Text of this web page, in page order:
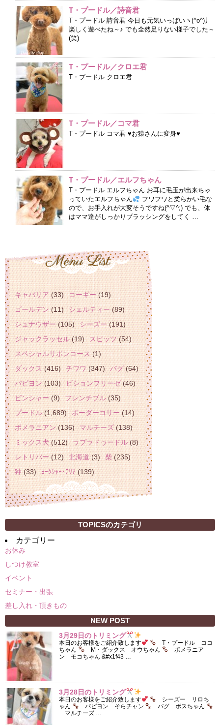
T・プードル／詩音君
T・プードル 詩音君 今日も元気いっぱいヽ(^o^)丿
楽しく遊べたね～♪ でも全然足りない様子でした～
(笑)
T・プードル／クロエ君
T・プードル クロエ君
T・プードル／コマ君
T・プードル コマ君 ♥お猿さんに変身♥
T・プードル／エルフちゃん
T・プードル エルフちゃん お耳に毛玉が出来ちゃ
っていたエルフちゃん
フワフワと柔らかい毛な
ので、お手入れが大変そうですね(^▽^;) でも、体
はママ達がしっかりブラッシングをしてく …
キャバリア(33) コーギー(19)
ゴールデン(11) シェルティー(89)
シュナウザー(105) シーズー(191)
ジャックラッセル(19) スピッツ(54)
スペシャルリボンコース(1)
ダックス(416) チワワ(347) パグ(64)
パピヨン(103) ビションフリーゼ(46)
ピンシャー(9) フレンチブル(35)
プードル(1,689) ボーダーコリー(14)
ポメラニアン(136) マルチーズ(138)
ミックス犬(512) ラブラドゥードル(8)
レトリバー(12) 北海道(3) 柴(235)
狆(33) ﾖｰｸｼｬｰ･ﾃﾘｱ(139)
TOPICSのカテゴリ
カテゴリー
お休み
しつけ教室
イベント
セミナー・出張
差し入れ・頂きもの
NEW POST
3月29日のトリミング
本日のお客様をご紹介致します
T・プードル ココ
ちゃん
M・ダックス オウちゃん
ポメラニア
ン モコちゃん &#x1f43 …
3月28日のトリミング
本日のお客様をご紹介致します
シーズー リロち
ゃん
パピヨン そらチャン
パグ ボスちゃん
マルチーズ …